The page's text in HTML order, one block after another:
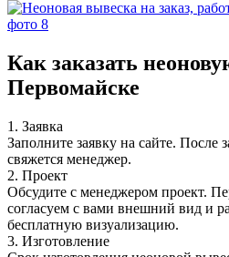
Как заказать
Первомайске
1. Заявка
Заполните заявку на сайте. После
свяжется менеджер.
2. Проект
Обсудите с менеджером проект.
согласуем с вами внешний вид и
бесплатную визуализацию.
3. Изготовление